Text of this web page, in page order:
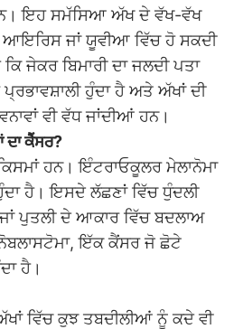
ਇਹ ਸਮੱਸਿਆ ਅੱਖ ਦੇ ਵੱਖ-ਵੱਖ
ਆਇਰਿਸ ਜਾਂ ਯੂਵੀਆ ਵਿੱਚ ਹੋ ਸਕਦੀ
ਜੇਕਰ ਬਿਮਾਰੀ ਦਾ ਜਲਦੀ ਪਤਾ
ਹੁੰਦਾ ਹੈ ਅਤੇ ਅੱਖਾਂ ਦੀ
ਵੀ ਵੱਧ ਜਾਂਦੀਆਂ ਹਨ।
ਦਾ ਕੈਂਸਰ?
ਹਨ। ਇੰਟਰਾਓਕੂਲਰ ਮੇਲਾਨੋਮਾ
ਹੈ। ਇਸਦੇ ਲੱਛਣਾਂ ਵਿੱਚ ਧੁੰਦਲੀ
ਪੁਤਲੀ ਦੇ ਆਕਾਰ ਵਿੱਚ ਬਦਲਾਅ
ਇੱਕ ਕੈਂਸਰ ਜੋ ਛੋਟੇ
ਹੈ।
ਅੱਖਾਂ ਵਿੱਚ ਕੁਝ ਤਬਦੀਲੀਆਂ ਨੂੰ ਕਦੇ ਵੀ